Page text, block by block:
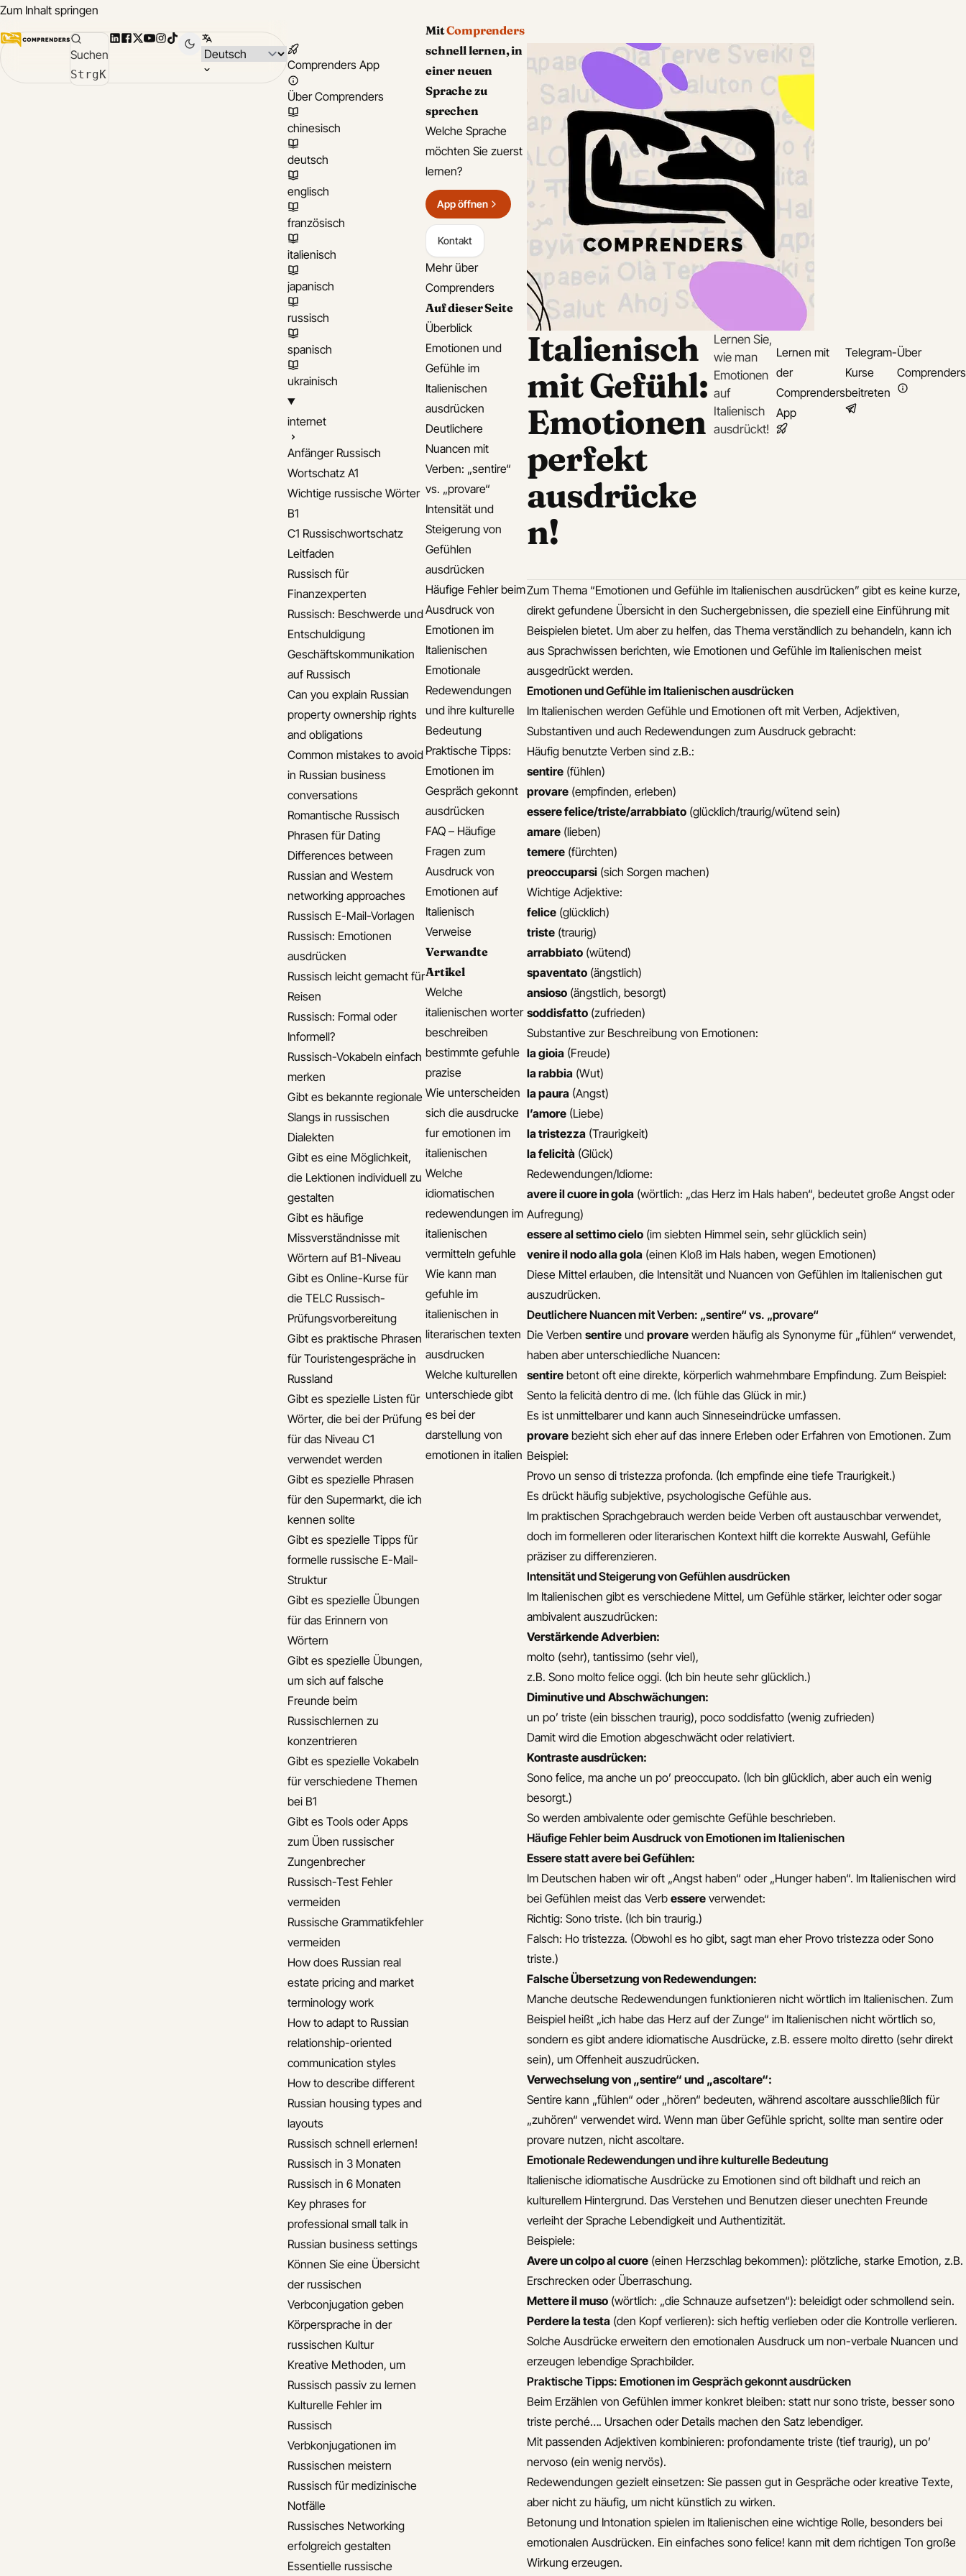
Zum Inhalt springen
Suchen
StrgK
LinkedIn
Facebook
X YouTube
Instagram
TikTok Sprache wählen
Comprenders App
Über Comprenders
chinesisch
deutsch
englisch
französisch
italienisch
japanisch
russisch
spanisch
ukrainisch
internet
Anfänger Russisch
Wortschatz A1
Wichtige russische Wörter
B1
C1 Russischwortschatz
Leitfaden
Russisch für
Finanzexperten
Russisch: Beschwerde und
Entschuldigung
Geschäftskommunikation
auf Russisch
Can you explain Russian
property ownership rights
and obligations
Common mistakes to avoid
in Russian business
conversations
Romantische Russisch
Phrasen für Dating
Differences between
Russian and Western
networking approaches
Russisch E-Mail-Vorlagen
Russisch: Emotionen
ausdrücken
Russisch leicht gemacht für
Reisen
Russisch: Formal oder
Informell?
Russisch-Vokabeln einfach
merken
Gibt es bekannte regionale
Slangs in russischen
Dialekten
Gibt es eine Möglichkeit,
die Lektionen individuell zu
gestalten
Gibt es häufige
Missverständnisse mit
Wörtern auf B1-Niveau
Gibt es Online-Kurse für
die TELC Russisch-
Prüfungsvorbereitung
Gibt es praktische Phrasen
für Touristengespräche in
Russland
Gibt es spezielle Listen für
Wörter, die bei der Prüfung
für das Niveau C1
verwendet werden
Gibt es spezielle Phrasen
für den Supermarkt, die ich
kennen sollte
Gibt es spezielle Tipps für
formelle russische E-Mail-
Struktur
Gibt es spezielle Übungen
für das Erinnern von
Wörtern
Gibt es spezielle Übungen,
um sich auf falsche
Freunde beim
Russischlernen zu
konzentrieren
Gibt es spezielle Vokabeln
für verschiedene Themen
bei B1
Gibt es Tools oder Apps
zum Üben russischer
Zungenbrecher
Russisch-Test Fehler
vermeiden
Russische Grammatikfehler
vermeiden
How does Russian real
estate pricing and market
terminology work
How to adapt to Russian
relationship-oriented
communication styles
How to describe different
Russian housing types and
layouts
Russisch schnell erlernen!
Russisch in 3 Monaten
Russisch in 6 Monaten
Key phrases for
professional small talk in
Russian business settings
Können Sie eine Übersicht
der russischen
Verbconjugation geben
Körpersprache in der
russischen Kultur
Kreative Methoden, um
Russisch passiv zu lernen
Kulturelle Fehler im
Russisch
Verbkonjugationen im
Russischen meistern
Russisch für medizinische
Notfälle
Russisches Networking
erfolgreich gestalten
Essentielle russische
MitComprenders
schnell lernen, in
einer neuen
Sprache zu
sprechen
Welche Sprache
möchten Sie zuerst
lernen?
App öffnen
Kontakt
Mehr über
Comprenders
Auf dieser Seite
Überblick
Emotionen und
Gefühle im
Italienischen
ausdrücken
Deutlichere
Nuancen mit
Verben: „sentire“
vs. „provare“
Intensität und
Steigerung von
Gefühlen
ausdrücken
Häufige Fehler beim
Ausdruck von
Emotionen im
Italienischen
Emotionale
Redewendungen
und ihre kulturelle
Bedeutung
Praktische Tipps:
Emotionen im
Gespräch gekonnt
ausdrücken
FAQ – Häufige
Fragen zum
Ausdruck von
Emotionen auf
Italienisch
Verweise
Verwandte
Artikel
Welche
italienischen worter
beschreiben
bestimmte gefuhle
prazise
Wie unterscheiden
sich die ausdrucke
fur emotionen im
italienischen
Welche
idiomatischen
redewendungen im
italienischen
vermitteln gefuhle
Wie kann man
gefuhle im
italienischen in
literarischen texten
ausdrucken
Welche kulturellen
unterschiede gibt
es bei der
darstellung von
emotionen in italien
Italienisch
mit Gefühl:
Emotionen
perfekt
ausdrücke
n!
Lernen Sie,
wie man
Emotionen
auf
Italienisch
ausdrückt!
Lernen mit
der
Comprenders
App
Telegram-
Kurse
beitreten
Über
Comprenders
Zum Thema “Emotionen und Gefühle im Italienischen ausdrücken” gibt es keine kurze,
direkt gefundene Übersicht in den Suchergebnissen, die speziell eine Einführung mit
Beispielen bietet. Um aber zu helfen, das Thema verständlich zu behandeln, kann ich
aus Sprachwissen berichten, wie Emotionen und Gefühle im Italienischen meist
ausgedrückt werden.
Emotionen und Gefühle im Italienischen ausdrücken
Im Italienischen werden Gefühle und Emotionen oft mit Verben, Adjektiven,
Substantiven und auch Redewendungen zum Ausdruck gebracht:
Häufig benutzte Verben sind z.B.:
sentire (fühlen)
provare (empfinden, erleben)
essere felice/triste/arrabbiato (glücklich/traurig/wütend sein)
amare (lieben)
temere (fürchten)
preoccuparsi (sich Sorgen machen)
Wichtige Adjektive:
felice (glücklich)
triste (traurig)
arrabbiato (wütend)
spaventato (ängstlich)
ansioso (ängstlich, besorgt)
soddisfatto (zufrieden)
Substantive zur Beschreibung von Emotionen:
la gioia (Freude)
la rabbia (Wut)
la paura (Angst)
l’amore (Liebe)
la tristezza (Traurigkeit)
la felicità (Glück)
Redewendungen/Idiome:
avere il cuore in gola (wörtlich: „das Herz im Hals haben“, bedeutet große Angst oder
Aufregung)
essere al settimo cielo (im siebten Himmel sein, sehr glücklich sein)
venire il nodo alla gola (einen Kloß im Hals haben, wegen Emotionen)
Diese Mittel erlauben, die Intensität und Nuancen von Gefühlen im Italienischen gut
auszudrücken.
Deutlichere Nuancen mit Verben: „sentire“ vs. „provare“
Die Verbensentire undprovare werden häufig als Synonyme für „fühlen“ verwendet,
haben aber unterschiedliche Nuancen:
sentire betont oft eine direkte, körperlich wahrnehmbare Empfindung. Zum Beispiel:
Sento la felicità dentro di me. (Ich fühle das Glück in mir.)
Es ist unmittelbarer und kann auch Sinneseindrücke umfassen.
provare bezieht sich eher auf das innere Erleben oder Erfahren von Emotionen. Zum
Beispiel:
Provo un senso di tristezza profonda. (Ich empfinde eine tiefe Traurigkeit.)
Es drückt häufig subjektive, psychologische Gefühle aus.
Im praktischen Sprachgebrauch werden beide Verben oft austauschbar verwendet,
doch im formelleren oder literarischen Kontext hilft die korrekte Auswahl, Gefühle
präziser zu differenzieren.
Intensität und Steigerung von Gefühlen ausdrücken
Im Italienischen gibt es verschiedene Mittel, um Gefühle stärker, leichter oder sogar
ambivalent auszudrücken:
Verstärkende Adverbien:
molto (sehr),tantissimo (sehr viel),
z.B.Sono molto felice oggi. (Ich bin heute sehr glücklich.)
Diminutive und Abschwächungen:
un po’ triste (ein bisschen traurig),poco soddisfatto (wenig zufrieden)
Damit wird die Emotion abgeschwächt oder relativiert.
Kontraste ausdrücken:
Sono felice, ma anche un po’ preoccupato. (Ich bin glücklich, aber auch ein wenig
besorgt.)
So werden ambivalente oder gemischte Gefühle beschrieben.
Häufige Fehler beim Ausdruck von Emotionen im Italienischen
Essere statt avere bei Gefühlen:
Im Deutschen haben wir oft „Angst haben“ oder „Hunger haben“. Im Italienischen wird
bei Gefühlen meist das Verbessere verwendet:
Richtig:Sono triste. (Ich bin traurig.)
Falsch: Ho tristezza. (Obwohl esho gibt, sagt man eher Provo tristezza oderSono
triste.)
Falsche Übersetzung von Redewendungen:
Manche deutsche Redewendungen funktionieren nicht wörtlich im Italienischen. Zum
Beispiel heißt „ich habe das Herz auf der Zunge“ im Italienischen nicht wörtlich so,
sondern es gibt andere idiomatische Ausdrücke, z.B.essere molto diretto (sehr direkt
sein), um Offenheit auszudrücken.
Verwechselung von „sentire“ und „ascoltare“:
Sentire kann „fühlen“ oder „hören“ bedeuten, währendascoltare ausschließlich für
„zuhören“ verwendet wird. Wenn man über Gefühle spricht, sollte mansentire oder
provare nutzen, nichtascoltare.
Emotionale Redewendungen und ihre kulturelle Bedeutung
Italienische idiomatische Ausdrücke zu Emotionen sind oft bildhaft und reich an
kulturellem Hintergrund. Das Verstehen und Benutzen dieser unechten Freunde
verleiht der Sprache Lebendigkeit und Authentizität.
Beispiele:
Avere un colpo al cuore (einen Herzschlag bekommen): plötzliche, starke Emotion, z.B.
Erschrecken oder Überraschung.
Mettere il muso (wörtlich: „die Schnauze aufsetzen“): beleidigt oder schmollend sein.
Perdere la testa (den Kopf verlieren): sich heftig verlieben oder die Kontrolle verlieren.
Solche Ausdrücke erweitern den emotionalen Ausdruck um non-verbale Nuancen und
erzeugen lebendige Sprachbilder.
Praktische Tipps: Emotionen im Gespräch gekonnt ausdrücken
Beim Erzählen von Gefühlen immer konkret bleiben: statt nursono triste, bessersono
triste perché…. Ursachen oder Details machen den Satz lebendiger.
Mit passenden Adjektiven kombinieren:profondamente triste (tief traurig),un po’
nervoso (ein wenig nervös).
Redewendungen gezielt einsetzen: Sie passen gut in Gespräche oder kreative Texte,
aber nicht zu häufig, um nicht künstlich zu wirken.
Betonung und Intonation spielen im Italienischen eine wichtige Rolle, besonders bei
emotionalen Ausdrücken. Ein einfachessono felice! kann mit dem richtigen Ton große
Wirkung erzeugen.